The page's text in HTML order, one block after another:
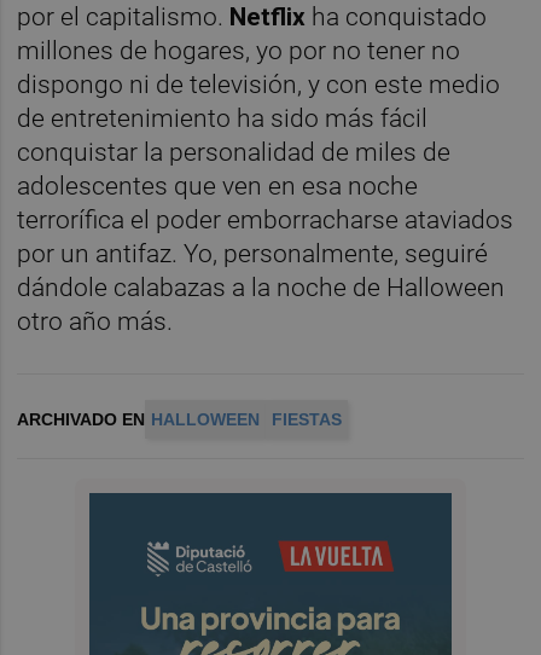
por el capitalismo. Netflix ha conquistado
millones de hogares, yo por no tener no
dispongo ni de televisión, y con este medio
de entretenimiento ha sido más fácil
conquistar la personalidad de miles de
adolescentes que ven en esa noche
terrorífica el poder emborracharse ataviados
por un antifaz. Yo, personalmente, seguiré
dándole calabazas a la noche de Halloween
otro año más.
ARCHIVADO EN HALLOWEEN FIESTAS